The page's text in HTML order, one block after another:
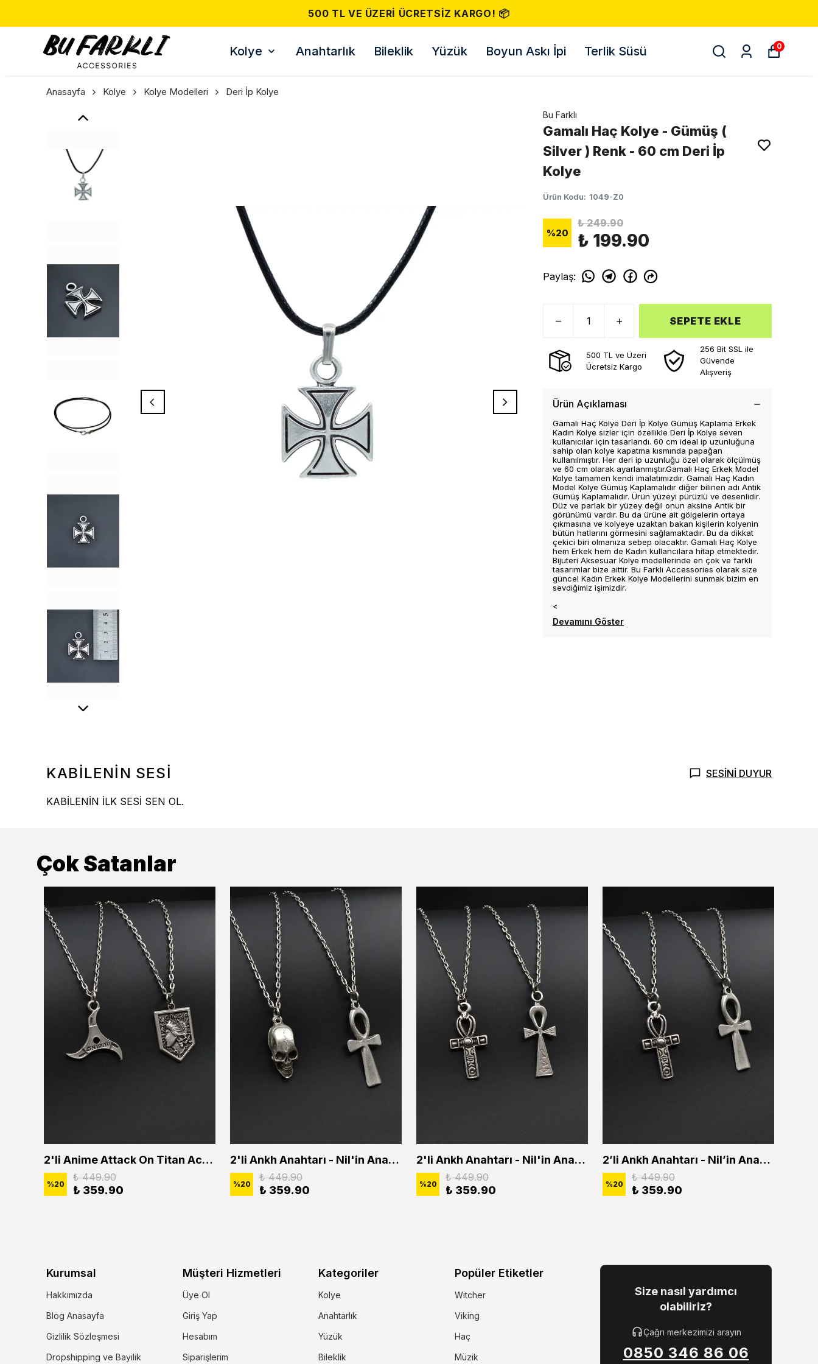
500 TL VE ÜZERI ÜCRETSIZ KARGO! 📦
Kolye Anahtarlık Bileklik Yüzük Boyun Askı İpi Terlik Süsü 0
Anasayfa Kolye Kolye Modelleri Deri İp Kolye
Bu Farklı
Gamalı Haç Kolye - Gümüş (
Silver ) Renk - 60 cm Deri İp
Kolye
Ürün Kodu: 1049-Z0
%20
₺ 249.90
₺ 199.90
Paylaş:
SEPETE EKLE
500 TL ve Üzeri
Ücretsiz Kargo
256 Bit SSL ile
Güvende
Alışveriş
Ürün Açıklaması
Gamalı Haç Kolye Deri İp Kolye Gümüş Kaplama Erkek
Kadın Kolye sizler için özellikle Deri İp Kolye seven
kullanıcılar için tasarlandı. 60 cm ideal ip uzunluğuna
sahip olan kolye kapatma kısmında papağan
kullanılmıştır. Her deri ip uzunluğu özel olarak ölçülmüş
ve 60 cm olarak ayarlanmıştır.Gamalı Haç Erkek Model
Kolye tamamen kendi imalatımızdır. Gamalı Haç Kadın
Model Kolye Gümüş Kaplamalıdır diğer bilinen adı Antik
Gümüş Kaplamalıdır. Ürün yüzeyi pürüzlü ve desenlidir.
Düz ve parlak bir yüzey değil onun aksine Antik bir
görünümü vardır. Bu da ürüne ait gölgelerin ortaya
çıkmasına ve kolyeye uzaktan bakan kişilerin kolyenin
bütün hatlarını görmesini sağlamaktadır. Bu da dikkat
çekici biri olmanıza sebep olacaktır. Gamalı Haç Kolye
hem Erkek hem de Kadın kullancılara hitap etmektedir.
Bijuteri Aksesuar Kolye modellerinde en çok ve farklı
tasarımlar bize aittir. Bu Farklı Accessories olarak size
güncel Kadın Erkek Kolye Modellerini sunmak bizim en
sevdiğimiz işimizdir.
<
Devamını Göster
KABİLENİN SESİ SESİNİ DUYUR
KABİLENİN İLK SESİ SEN OL.
Çok Satanlar
2'li Anime Attack On Titan Acrylic Maria Anime Naruto Erkek Kadın Kolye Seti
%20
₺ 449.90
₺ 359.90
2'li Ankh Anahtarı - Nil'in Anahtarı - Kuru Kafa Erkek Kadın Kolye Seti
%20
₺ 449.90
₺ 359.90
2'li Ankh Anahtarı - Nil'in Anahtarı Erkek Kadın Kolye Seti
%20
₺ 449.90
₺ 359.90
2’li Ankh Anahtarı - Nil’in Anahtarı Erkek Kadın Kolye Seti
%20
₺ 449.90
₺ 359.90
Kurumsal
Hakkımızda
Blog Anasayfa
Gizlilik Sözleşmesi
Dropshipping ve Bayilik
Müşteri Hizmetleri
Üye Ol
Giriş Yap
Hesabım
Siparişlerim
Kategoriler
Kolye
Anahtarlık
Yüzük
Bileklik
Popüler Etiketler
Witcher
Viking
Haç
Müzik
Size nasıl yardımcı
olabiliriz?
Çağrı merkezimizi arayın
0850 346 86 06